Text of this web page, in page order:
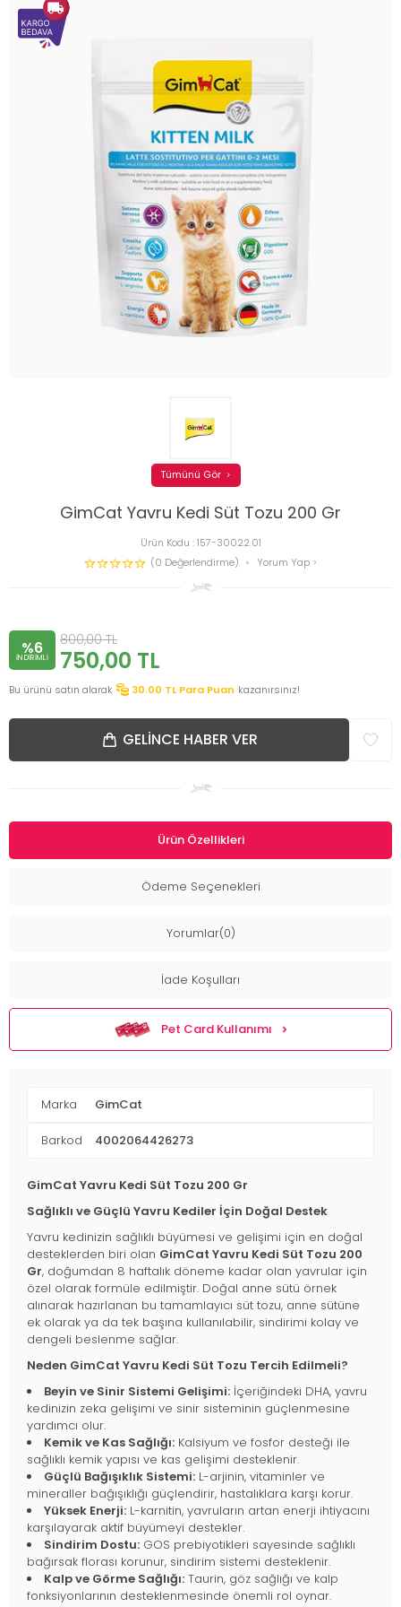
GimCat Yavru Kedi Süt Tozu 200 Gr
Ürün Kodu :157-30022.01
(0 Değerlendirme)
Yorum Yap
Tümünü Gör
%6
INDIRIMLI
800,00TL
750,00 TL
Bu ürünü satın alarak 30.00 TL Para Puan kazanırsınız!
GELINCE HABER VER
Ürün Özellikleri
Ödeme Seçenekleri
Yorumlar(0)
İade Koşulları
Pet Card Kullanımı
Marka GimCat
Barkod 4002064426273
GimCat Yavru Kedi Süt Tozu 200 Gr
Sağlıklı ve Güçlü Yavru Kediler İçin Doğal Destek
Yavru kedinizin sağlıklı büyümesi ve gelişimi için en doğal
desteklerden biri olan GimCat Yavru Kedi Süt Tozu 200
Gr, doğumdan 8 haftalık döneme kadar olan yavrular için
özel olarak formüle edilmiştir. Doğal anne sütü örnek
alınarak hazırlanan bu tamamlayıcı süt tozu, anne sütüne
ek olarak ya da tek başına kullanılabilir, sindirimi kolay ve
dengeli beslenme sağlar.
Neden GimCat Yavru Kedi Süt Tozu Tercih Edilmeli?
Beyin ve Sinir Sistemi Gelişimi: İçeriğindeki DHA, yavru
kedinizin zeka gelişimi ve sinir sisteminin güçlenmesine
yardımcı olur.
Kemik ve Kas Sağlığı: Kalsiyum ve fosfor desteği ile
sağlıklı kemik yapısı ve kas gelişimi desteklenir.
Güçlü Bağışıklık Sistemi: L-arjinin, vitaminler ve
mineraller bağışıklığı güçlendirir, hastalıklara karşı korur.
Yüksek Enerji: L-karnitin, yavruların artan enerji ihtiyacını
karşılayarak aktif büyümeyi destekler.
Sindirim Dostu: GOS prebiyotikleri sayesinde sağlıklı
bağırsak florası korunur, sindirim sistemi desteklenir.
Kalp ve Görme Sağlığı: Taurin, göz sağlığı ve kalp
fonksiyonlarının desteklenmesinde önemli rol oynar.